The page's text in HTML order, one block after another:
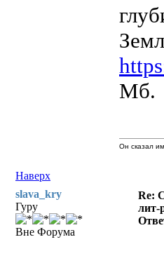
Мб.
Наверх
Он сказал
slava_kry
Гуру
Вне Форума
Re:
лит-